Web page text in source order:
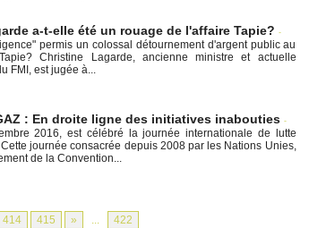
a-t-elle été un rouage de l'affaire Tapie? -
permis un colossal détournement d'argent public au
Christine Lagarde, ancienne ministre et actuelle
FMI, est jugée à...
: En droite ligne des initiatives inabouties -
2016, est célébré la journée internationale de lutte
journée consacrée depuis 2008 par les Nations Unies,
de la Convention...
414 415 » ... 422